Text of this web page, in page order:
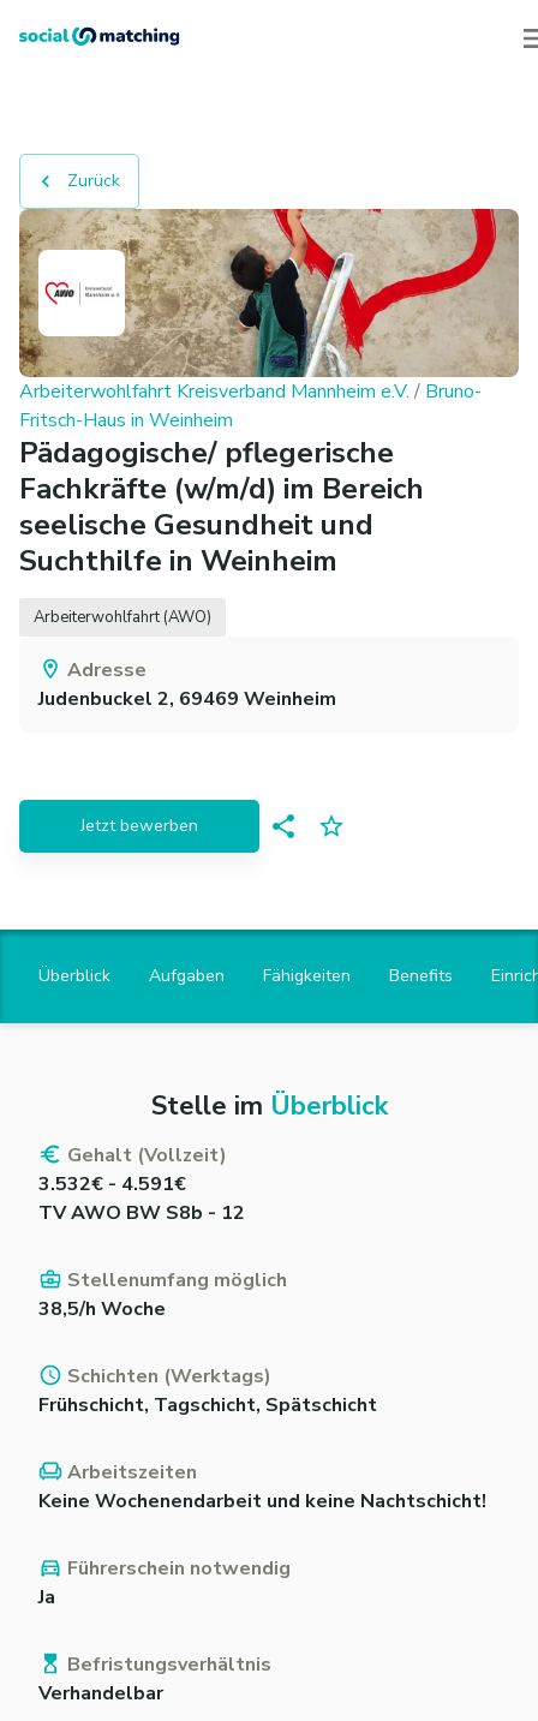
Zurück
Arbeiterwohlfahrt Kreisverband Mannheim e.V. / Bruno-
Fritsch-Haus in Weinheim
Pädagogische/ pflegerische
Fachkräfte (w/m/d) im Bereich
seelische Gesundheit und
Suchthilfe in Weinheim
Arbeiterwohlfahrt (AWO)
Adresse
Judenbuckel 2, 69469 Weinheim
Jetzt bewerben
Überblick Aufgaben Fähigkeiten Benefits
Stelle im Überblick
Gehalt (Vollzeit)
3.532€ - 4.591€
TV AWO BW S8b - 12
Stellenumfang möglich
38,5/h Woche
Schichten (Werktags)
Frühschicht, Tagschicht, Spätschicht
Arbeitszeiten
Keine Wochenendarbeit und keine Nachtschicht!
Führerschein notwendig
Ja
Befristungsverhältnis
Verhandelbar